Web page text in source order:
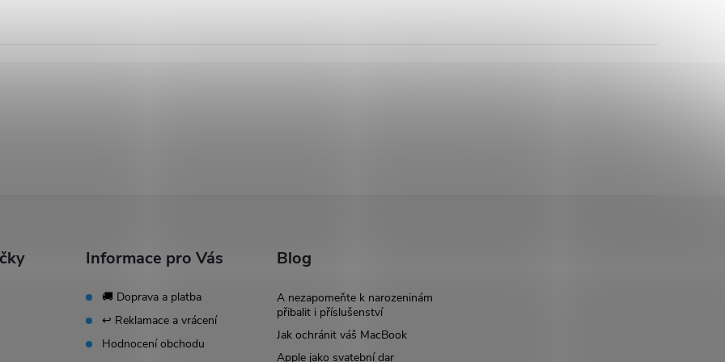
Informace pro Vás
🚚 Doprava a platba
↩️ Reklamace a vrácení
Hodnocení obchodu
Blog
A nezapomeňte k narozeninám
přibalit i příslušenství
Jak ochránit váš MacBook
Apple jako svatební dar